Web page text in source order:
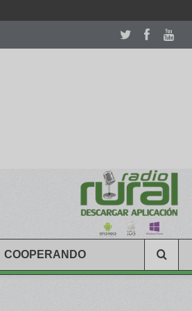
COOPERANDO